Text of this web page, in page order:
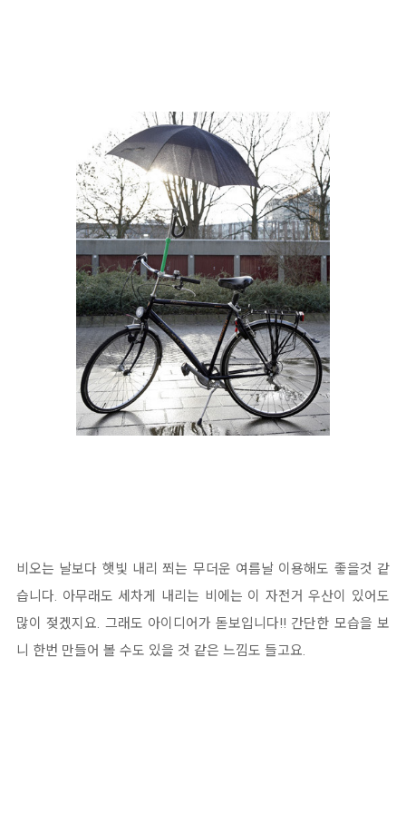
비오는 날보다 햇빛 내리 쬐는 무더운 여름날 이용해도 좋을것 같
습니다. 아무래도 세차게 내리는 비에는 이 자전거 우산이 있어도
많이 젖겠지요. 그래도 아이디어가 돋보입니다!! 간단한 모습을 보
니 한번 만들어 볼 수도 있을 것 같은 느낌도 들고요.